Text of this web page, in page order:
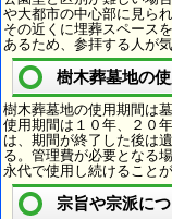
や大都市の中心部に見ら
その近くに埋葬スペース
あるため、参拝する人が
樹木葬墓地の
樹木葬墓地の使用期間は
使用期間は１０年、２０
は、期間が終了した後は
る。管理費が必要となる
永代で使用し続けること
宗旨や宗派に